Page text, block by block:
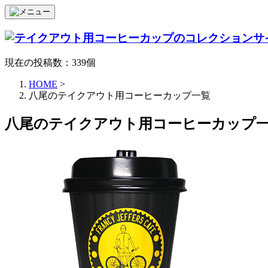
現在の投稿数：339個
HOME >
八尾のテイクアウト用コーヒーカップ一覧
八尾のテイクアウト用コーヒーカップ